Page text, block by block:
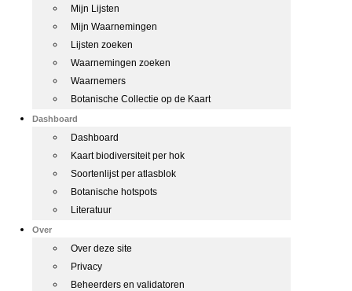
Mijn Lijsten
Mijn Waarnemingen
Lijsten zoeken
Waarnemingen zoeken
Waarnemers
Botanische Collectie op de Kaart
Dashboard
Dashboard
Kaart biodiversiteit per hok
Soortenlijst per atlasblok
Botanische hotspots
Literatuur
Over
Over deze site
Privacy
Beheerders en validatoren